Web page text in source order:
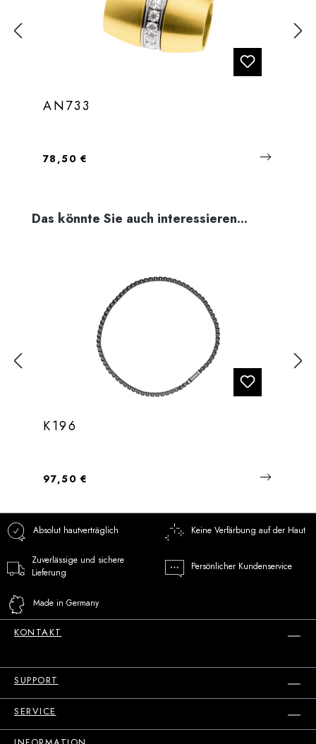
AN733
Regulärer Preis:
78,50 €
Produktgalerie überspringen
Das könnte Sie auch interessieren...
K196
Regulärer Preis:
97,50 €
Absolut hautverträglich Keine Verfärbung auf der Haut
Zuverlässige und sichere
Lieferung
Persönlicher Kundenservice
Made in Germany
KONTAKT
SUPPORT
SERVICE